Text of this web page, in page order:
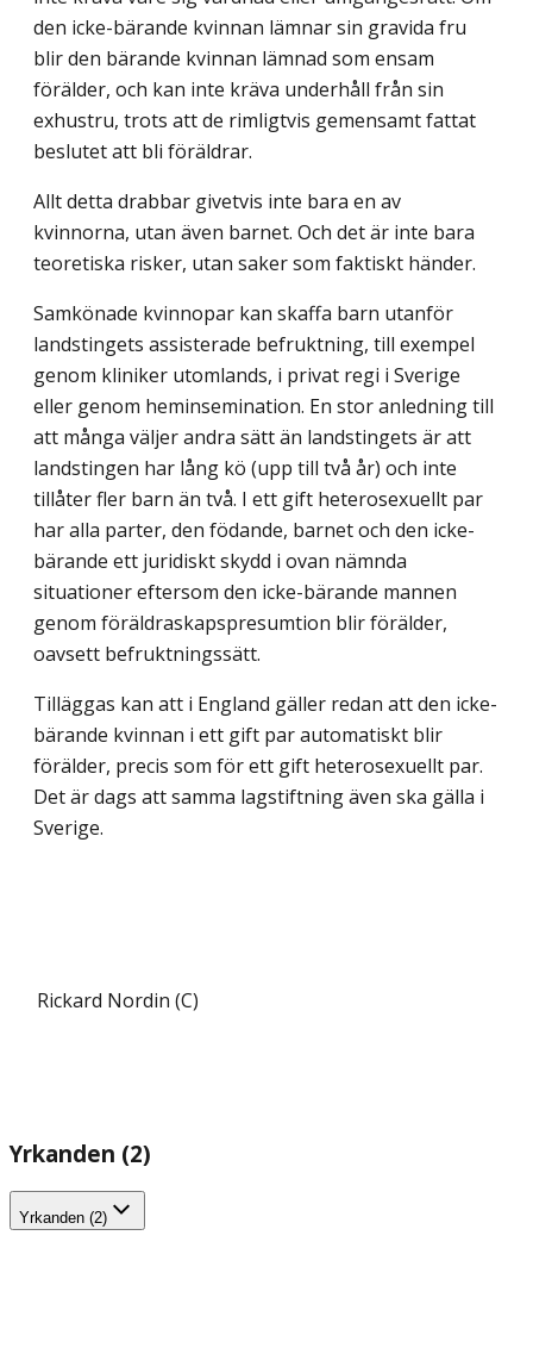
den icke-bärande kvinnan lämnar sin gravida fru
blir den bärande kvinnan lämnad som ensam
förälder, och kan inte kräva underhåll från sin
exhustru, trots att de rimligtvis gemensamt fattat
beslutet att bli föräldrar.
Allt detta drabbar givetvis inte bara en av
kvinnorna, utan även barnet. Och det är inte bara
teoretiska risker, utan saker som faktiskt händer.
Samkönade kvinnopar kan skaffa barn utanför
landstingets assisterade befruktning, till exempel
genom kliniker utomlands, i privat regi i Sverige
eller genom heminsemination. En stor anledning till
att många väljer andra sätt än landstingets är att
landstingen har lång kö (upp till två år) och inte
tillåter fler barn än två. I ett gift heterosexuellt par
har alla parter, den födande, barnet och den icke-
bärande ett juridiskt skydd i ovan nämnda
situationer eftersom den icke-bärande mannen
genom föräldraskapspresumtion blir förälder,
oavsett befruktningssätt.
Tilläggas kan att i England gäller redan att den icke-
bärande kvinnan i ett gift par automatiskt blir
förälder, precis som för ett gift heterosexuellt par.
Det är dags att samma lagstiftning även ska gälla i
Sverige.
Rickard Nordin (C)
Yrkanden (2)
Yrkanden (2)